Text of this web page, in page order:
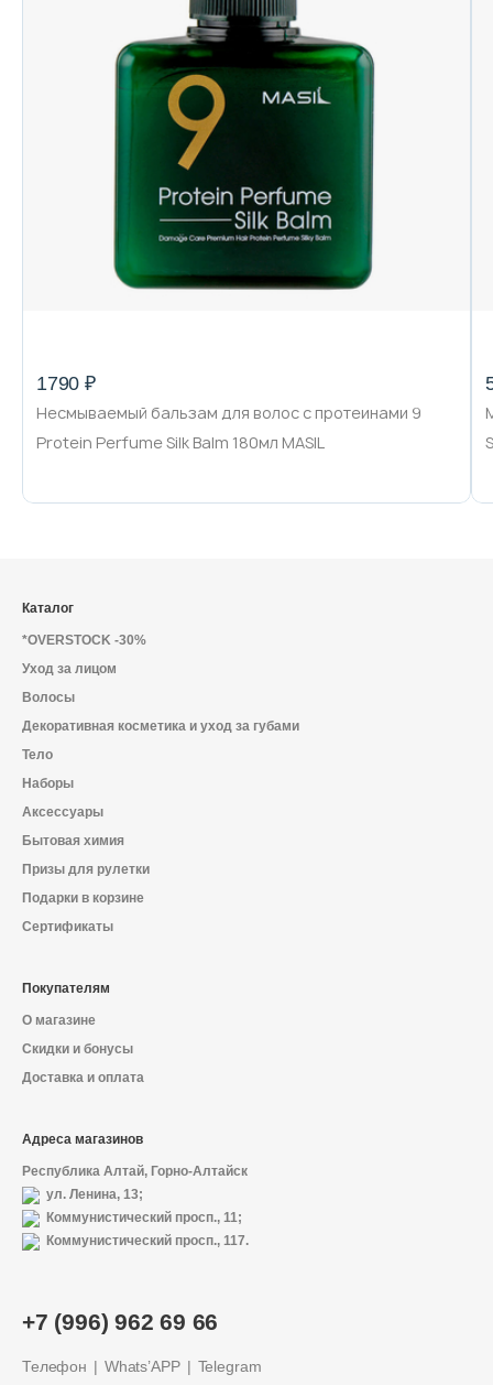
1790 ₽
Несмываемый бальзам для волос с протеинами 9
Protein Perfume Silk Balm 180мл MASIL
+7 (996) 962 69 66
Телефон Whats’APP Telegram
Каталог
*OVERSTOCK -30%
Уход за лицом
Волосы
Декоративная косметика и уход за губами
Тело
Наборы
Аксессуары
Бытовая химия
Призы для рулетки
Подарки в корзине
Сертификаты
Покупателям
О магазине
Скидки и бонусы
Доставка и оплата
Адреса магазинов
Республика Алтай, Горно-Алтайск
ул. Ленина, 13;
Коммунистический просп., 11;
Коммунистический просп., 117.